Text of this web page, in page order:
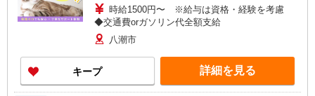
時給1500円〜 ※給与は資格・経験を考慮
◆交通費orガソリン代全額支給
八潮市
キープ 詳細を見る